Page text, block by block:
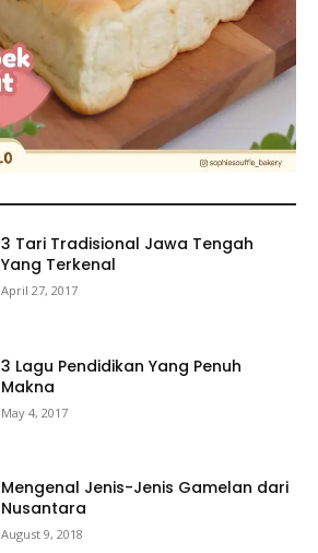
3 Tari Tradisional Jawa Tengah
Yang Terkenal
April 27, 2017
3 Lagu Pendidikan Yang Penuh
Makna
May 4, 2017
Mengenal Jenis-Jenis Gamelan dari
Nusantara
August 9, 2018